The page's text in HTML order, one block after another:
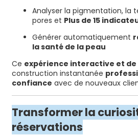
Analyser la pigmentation, la
pores et Plus de 15
Générer automatiquement
la santé de la peau
Ce expérience interactive et
construction instantanée
confiance avec de nouveaux
Transformer la
réservations